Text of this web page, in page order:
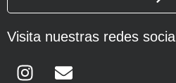
Visita nuestras redes
InstagramEnvelope